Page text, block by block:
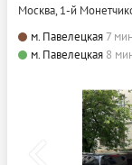
Москва, 1-й
м. Павелецкая 7
м. Павелецкая 8